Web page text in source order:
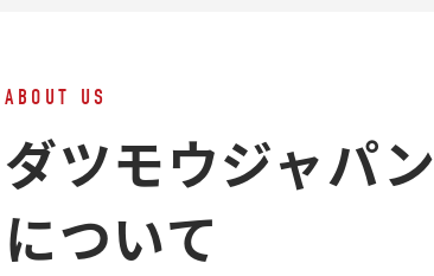
ABOUT US
ダツモウジャパン
について